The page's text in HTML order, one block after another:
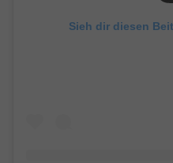
Sieh dir diesen